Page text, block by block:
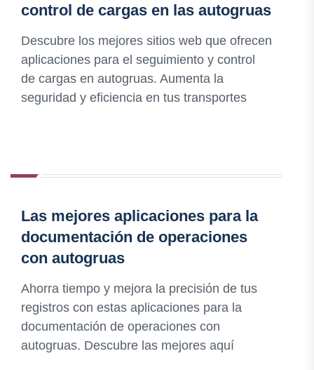
control de cargas en las autogruas
Descubre los mejores sitios web que ofrecen
aplicaciones para el seguimiento y control
de cargas en autogruas. Aumenta la
seguridad y eficiencia en tus transportes
Las mejores aplicaciones para la
documentación de operaciones
con autogruas
Ahorra tiempo y mejora la precisión de tus
registros con estas aplicaciones para la
documentación de operaciones con
autogruas. Descubre las mejores aquí